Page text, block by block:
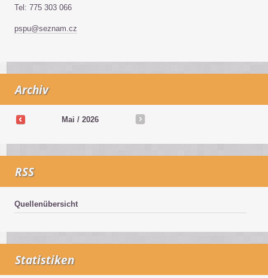
Tel: 775 303 066
pspu@seznam.cz
Archiv
Mai / 2026
RSS
Quellenübersicht
Statistiken